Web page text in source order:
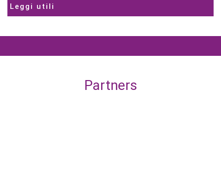
Leggi utili
Partners